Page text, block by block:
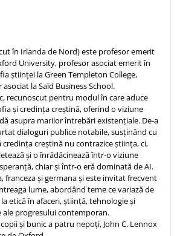
în Irlanda de Nord) este profesor emerit
University, profesor asociat emerit în
științei la Green Templeton College,
la Saïd Business School.
recunoscut pentru modul în care aduce
și credința creștină, oferind o viziune
asupra marilor întrebări existențiale. De-a
dialoguri publice notabile, susținând cu
credința creștină nu contrazice știința, ci,
și o înrădăcinează într-o viziune
chiar și într-o eră dominată de AI.
franceza și germana și este invitat frecvent
lume, abordând teme ce variază de
etică în afaceri, știință, tehnologie și
ale progresului contemporan.
și bunic a patru nepoți, John C. Lennox